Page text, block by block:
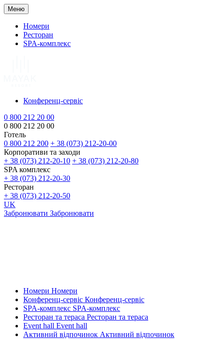
Меню
Номери
Ресторан
SPA-комплекс
Конференц-сервіс
0 800 212 20 00
0 800 212 20 00
Готель
0 800 212 200 + 38 (073) 212-20-00
Корпоративи та заходи
+ 38 (073) 212-20-10 + 38 (073) 212-20-80
SPA комплекс
+ 38 (073) 212-20-30
Ресторан
+ 38 (073) 212-20-50
UK
Забронювати Забронювати
Номери Номери
Конференц-сервіс Конференц-сервіс
SPA-комплекс SPA-комплекс
Ресторан та тераса Ресторан та тераса
Event hall Event hall
Активний відпочинок Активний відпочинок